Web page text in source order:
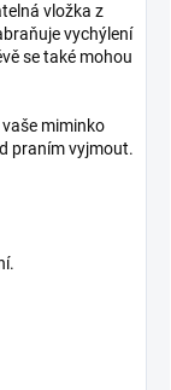
vložka z
vychýlení
se také mohou
miminko
praním vyjmout.